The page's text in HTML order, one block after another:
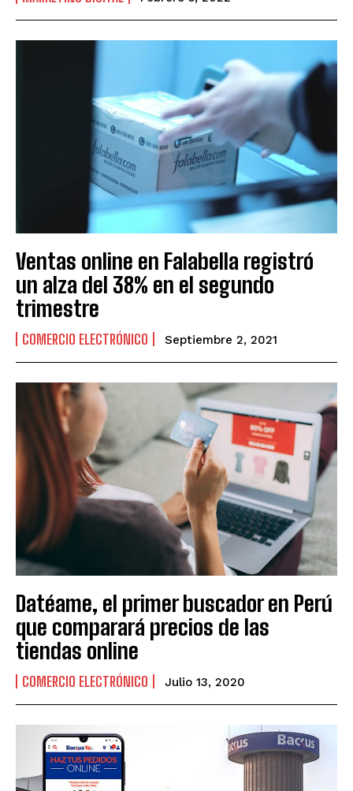
Ventas online en Falabella registró
un alza del 38% en el segundo
trimestre
COMERCIO ELECTRÓNICO Septiembre 2, 2021
Datéame, el primer buscador en Perú
que comparará precios de las
tiendas online
COMERCIO ELECTRÓNICO Julio 13, 2020